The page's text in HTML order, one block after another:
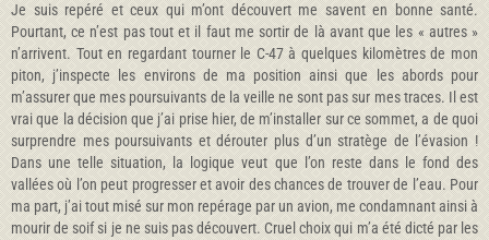
Je suis repéré et ceux qui m’ont découvert me savent en bonne santé.
Pourtant, ce n’est pas tout et il faut me sortir de là avant que les « autres »
n’arrivent. Tout en regardant tourner le C-47 à quelques kilomètres de mon
piton, j’inspecte les environs de ma position ainsi que les abords pour
m’assurer que mes poursuivants de la veille ne sont pas sur mes traces. Il est
vrai que la décision que j’ai prise hier, de m’installer sur ce sommet, a de quoi
surprendre mes poursuivants et dérouter plus d’un stratège de l’évasion !
Dans une telle situation, la logique veut que l’on reste dans le fond des
vallées où l’on peut progresser et avoir des chances de trouver de l’eau. Pour
ma part, j’ai tout misé sur mon repérage par un avion, me condamnant ainsi à
mourir de soif si je ne suis pas découvert. Cruel choix qui m’a été dicté par les